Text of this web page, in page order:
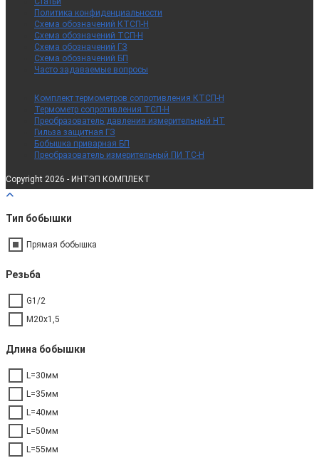
Политика конфиденциальности
Схема обозначений КТСП-Н
Схема обозначений ТСП-Н
Схема обозначений ГЗ
Схема обозначений БП
Часто задаваемые вопросы
Комплект термометров сопротивления КТСП-Н
Термометр сопротивления ТСП-Н
Преобразователь давления измерительный НТ
Гильза защитная ГЗ
Бобышка приварная БП
Преобразователь измерительный ПИ ТС-Н
Copyright 2026 - ИНТЭП КОМПЛЕКТ
Тип бобышки
Прямая бобышка
Резьба
G1/2
М20х1,5
Длина бобышки
L=30мм
L=35мм
L=40мм
L=50мм
L=55мм